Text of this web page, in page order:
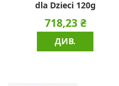
dla Dzieci 120g
718,23 ₴
ДИВ.